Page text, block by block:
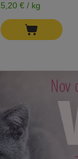
5,20 € / kg